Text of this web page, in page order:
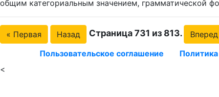
общим категориальным значением, грамматической
« Первая Назад Страница 731 из 813.
Вперед
Пользовательское соглашение
<